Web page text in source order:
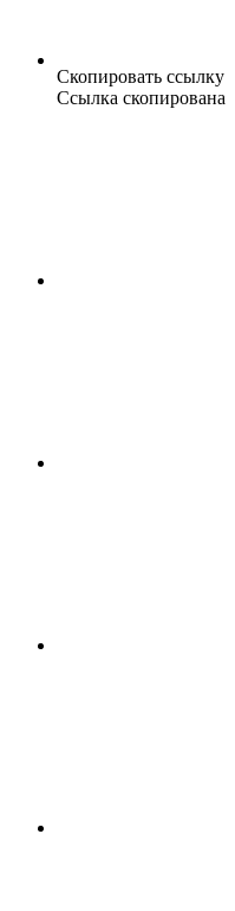
Скопировать ссылку
Ссылка скопирована